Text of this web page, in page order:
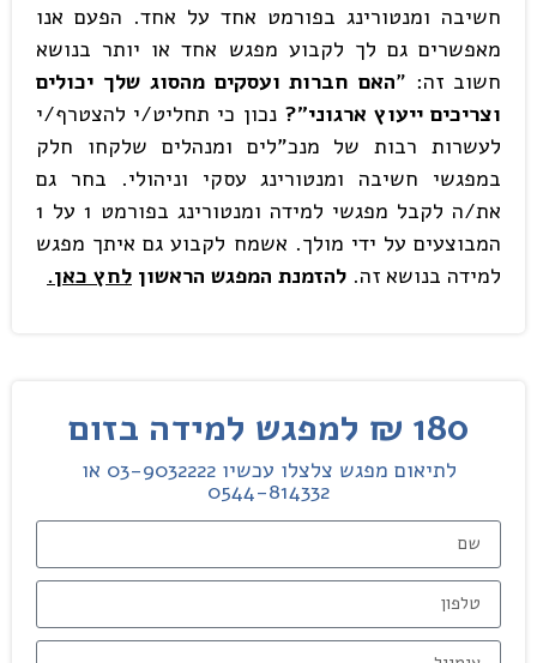
חשיבה ומנטורינג בפורמט אחד על אחד. הפעם אנו
מאפשרים גם לך לקבוע מפגש אחד או יותר בנושא
חשוב זה: "האם חברות ועסקים מהסוג שלך יכולים
וצריכים ייעוץ ארגוני"? נכון כי תחליט/י להצטרף/י
לעשרות רבות של מנכ"לים ומנהלים שלקחו חלק
במפגשי חשיבה ומנטורינג עסקי וניהולי. בחר גם
את/ה לקבל מפגשי למידה ומנטורינג בפורמט 1 על 1
המבוצעים על ידי מולך. אשמח לקבוע גם איתך מפגש
למידה בנושא זה. להזמנת המפגש הראשון לחץ כאן.
180 ₪ למפגש למידה בזום
לתיאום מפגש צלצלו עכשיו 03-9032222 או
0544-814332